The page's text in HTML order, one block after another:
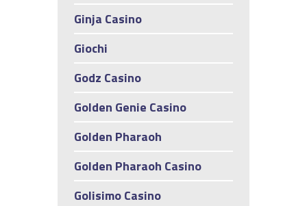
Ginja Casino
Giochi
Godz Casino
Golden Genie Casino
Golden Pharaoh
Golden Pharaoh Casino
Golisimo Casino